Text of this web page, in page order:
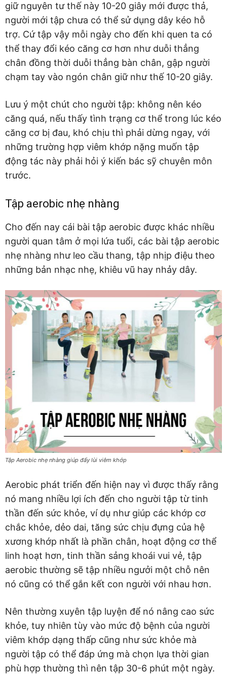
giữ nguyên tư thế này 10-20 giây mới được thả,
người mới tập chưa có thể sử dụng dây kéo hỗ
trợ. Cứ tập vậy mỗi ngày cho đến khi quen ta có
thể thay đổi kéo căng cơ hơn như duỗi thẳng
chân đồng thời duỗi thẳng bàn chân, gập người
chạm tay vào ngón chân giữ như thế 10-20 giây.
Lưu ý một chút cho người tập: không nên kéo
căng quá, nếu thấy tình trạng cơ thể trong lúc kéo
căng cơ bị đau, khó chịu thì phải dừng ngay, với
những trường hợp viêm khớp nặng muốn tập
động tác này phải hỏi ý kiến bác sỹ chuyên môn
trước.
Tập aerobic nhẹ nhàng
Cho đến nay cái bài tập aerobic được khác nhiều
người quan tâm ở mọi lứa tuổi, các bài tập aerobic
nhẹ nhàng như leo cầu thang, tập nhịp điệu theo
những bản nhạc nhẹ, khiêu vũ hay nhảy dây.
Tập Aerobic nhẹ nhàng giúp đẩy lùi viêm khớp
Aerobic phát triển đến hiện nay vì được thấy rằng
nó mang nhiều lợi ích đến cho người tập từ tinh
thần đến sức khỏe, ví dụ như giúp các khớp cơ
chắc khỏe, dẻo dai, tăng sức chịu đựng của hệ
xương khớp nhất là phần chân, hoạt động cơ thể
linh hoạt hơn, tinh thần sảng khoái vui vẻ, tập
aerobic thường sẽ tập nhiều ngưởi một chỗ nên
nó cũng có thể gắn kết con người với nhau hơn.
Nên thường xuyên tập luyện để nó nâng cao sức
khỏe, tuy nhiên tùy vào mức độ bệnh của người
viêm khớp dạng thấp cũng như sức khỏe mà
người tập có thể đáp ứng mà chọn lựa thời gian
phù hợp thường thì nên tập 30-6 phút một ngày.